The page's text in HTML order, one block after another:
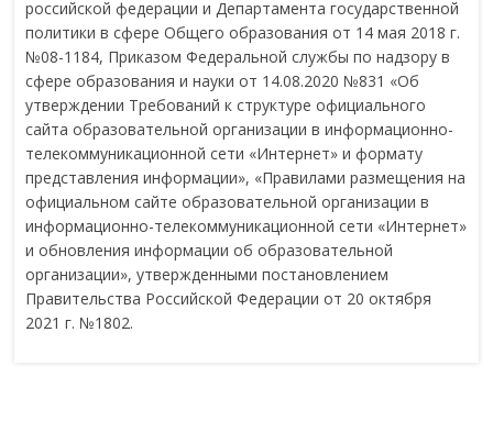
российской федерации и Департамента государственной
политики в сфере Общего образования от 14 мая 2018 г.
№08-1184, Приказом Федеральной службы по надзору в
сфере образования и науки от 14.08.2020 №831 «Об
утверждении Требований к структуре официального
сайта образовательной организации в информационно-
телекоммуникационной сети «Интернет» и формату
представления информации», «Правилами размещения на
официальном сайте образовательной организации в
информационно-телекоммуникационной сети «Интернет»
и обновления информации об образовательной
организации», утвержденными постановлением
Правительства Российской Федерации от 20 октября
2021 г. №1802.